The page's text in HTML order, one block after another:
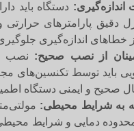
دستگاه باید
دقیق پارامترهای حرارتی و
خطاهای اندازه‌گیری جلوگیری
از نصب صحیح:نصب
باید توسط تکنسین‌های
صحیح و ایمنی دستگاه
شرایط محیطی:مولتی‌متر
دمایی و شرایط